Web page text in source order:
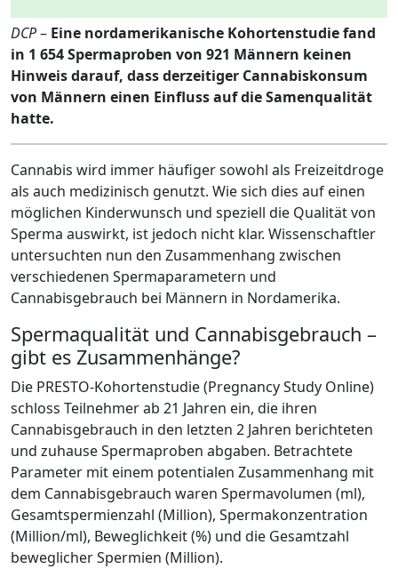
DCP– Eine nordamerikanische Kohortenstudie fand
in 1 654 Spermaproben von 921 Männern keinen
Hinweis darauf, dass derzeitiger Cannabiskonsum
von Männern einen Einfluss auf die Samenqualität
hatte.
Cannabis wird immer häufiger sowohl als Freizeitdroge
als auch medizinisch genutzt. Wie sich dies auf einen
möglichen Kinderwunsch und speziell die Qualität von
Sperma auswirkt, ist jedoch nicht klar. Wissenschaftler
untersuchten nun den Zusammenhang zwischen
verschiedenen Spermaparametern und
Cannabisgebrauch bei Männern in Nordamerika.
Spermaqualität und Cannabisgebrauch –
gibt es Zusammenhänge?
Die PRESTO-Kohortenstudie (Pregnancy Study Online)
schloss Teilnehmer ab 21 Jahren ein, die ihren
Cannabisgebrauch in den letzten 2 Jahren berichteten
und zuhause Spermaproben abgaben. Betrachtete
Parameter mit einem potentialen Zusammenhang mit
dem Cannabisgebrauch waren Spermavolumen (ml),
Gesamtspermienzahl (Million), Spermakonzentration
(Million/ml), Beweglichkeit (%) und die Gesamtzahl
beweglicher Spermien (Million).